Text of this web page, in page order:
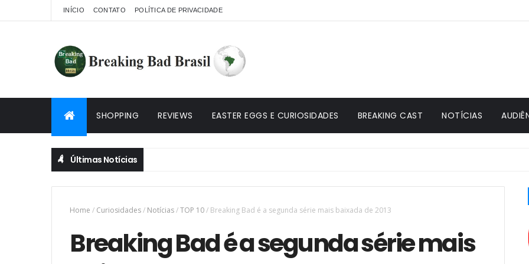
INÍCIO CONTATO POLÍTICA DE PRIVACIDADE
SHOPPING REVIEWS EASTER EGGS E CURIOSIDADES BREAKING CAST NOTÍCIAS
Últimas Notícias
Home / Curiosidades/ Notícias/TOP 10/ Breaking Bad é a segunda série mais baixada de 2013
Breaking Bad é a segunda série mais